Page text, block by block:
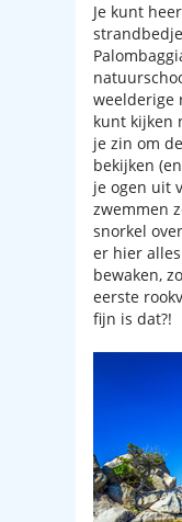
Je kunt
weelderige
kunt kijken
je zin om de
bekijken
je ogen uit
zwemmen
snorkel
er hier
bewaken,
eerste
fijn is dat?!